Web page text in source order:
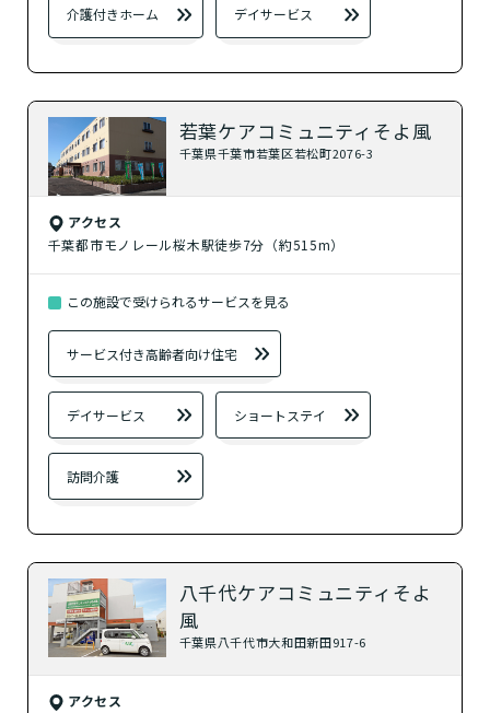
介護付きホーム デイサービス
若葉ケアコミュニティそよ風
千葉県千葉市若葉区若松町2076-3
アクセス
千葉都市モノレール桜木駅徒歩7分（約515m）
この施設で受けられるサービスを見る
サービス付き高齢者向け住宅
デイサービス ショートステイ
訪問介護
八千代ケアコミュニティそよ
風
千葉県八千代市大和田新田917-6
アクセス